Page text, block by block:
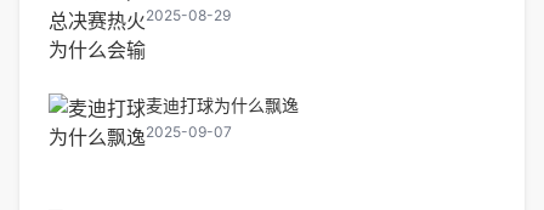
2025-08-29
麦迪打球为什么飘逸
2025-09-07